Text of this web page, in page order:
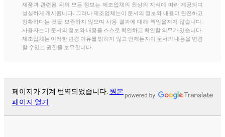
제품과 관련된 위의 모든 정보는 제조업체의 최상의 지식에 따라 제공되며
성실하게 게시됩니다. 그러나 제조업체는이 문서의 정보와 내용이 완전하고
정확하다는 것을 보증하지 않으며 사용 결과에 대해 책임을지지 않습니다.
사용자는이 문서의 정보와 내용을 스스로 확인하고 확인할 의무가 있습니다.
제조업체는 이러한 변경 이유를 밝히지 않고 언제든지이 문서의 내용을 변경
할 수있는 권한을 보유합니다.
페이지가 기계 번역되었습니다. 원본
페이지 열기